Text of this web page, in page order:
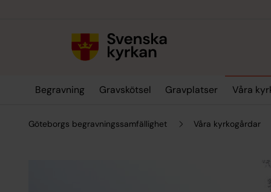
Begravning Gravskötsel Gravplatser Våra
Göteborgs begravningssamfällighet Våra kyrkogårdar